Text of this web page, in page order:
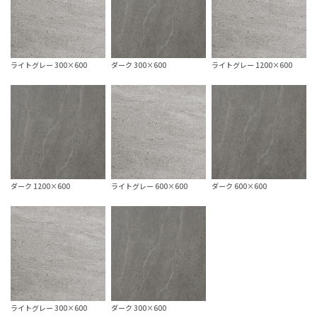
ライトグレー 300×600 ダーク 300×600 ライトグレー 1200×600
ダーク 1200×600 ライトグレー 600×600 ダーク 600×600
ライトグレー 300×600 ダーク 300×600